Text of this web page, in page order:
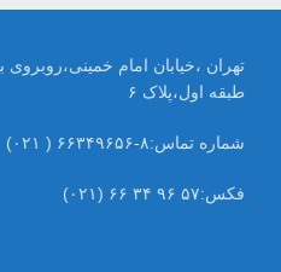
طبقه اول،پلاک ۶
شماره تماس:۸-۶۶۳۴۹۶۵۶ ( ۰۲۱)
فکس:۵۷ ۹۶ ۳۴ ۶۶ (۰۲۱)